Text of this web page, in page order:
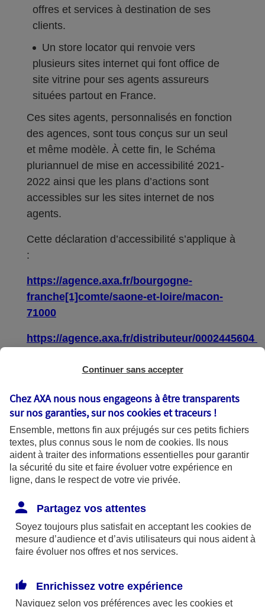
offres et services à destination de ses
clients.
Un store locator qui renvoie vers
plusieurs sites internet qui font office de
site vitrine pour ses agents assureurs
situées partout en France.
Ces sites agents, personnalisés en fonction
des agences, sont tous conçus sur un seul
et même modèle. À cette fin, le Schéma
pluriannuel de mise en accessibilité 2021-
2022 ainsi que les plans d’actions sont
accessibles sur les sites internet de nos
agents.
Cette déclaration d’accessibilité s’applique à
:
https://agence.axa.fr/bourgogne-
franche[1]comte/saone-et-loire/macon-
71000
https://agence.axa.fr/distributeur/0002445604
https://agence.axa.fr/distributeur/0004587904
État de conformité
Les pages web :
https://agence.axa.fr/bourgogne-
franche[1]comte/saone-et-loire/macon-
https://agence.axa.fr/distributeur/0002445604
sont partiellement conformes avec le
Continuer sans accepter
Chez AXA nous nous engageons à être transparents
sur nos garanties, sur noscookies et traceurs !
Ensemble, mettons fin aux préjugés sur ces petits fichiers
textes, plus connus sous le nom de cookies. Ils nous
aident à traiter des informations essentielles pour garantir
la sécurité du site et faire évoluer votre expérience en
ligne, dans le respect de votre vie privée.
Partagez vos attentes
Soyez toujours plus satisfait en acceptant les cookies de
mesure d’audience et d’avis utilisateurs qui nous aident à
faire évoluer nos offres et nos services.
Enrichissez votre expérience
Naviguez selon vos préférences avec les cookies et